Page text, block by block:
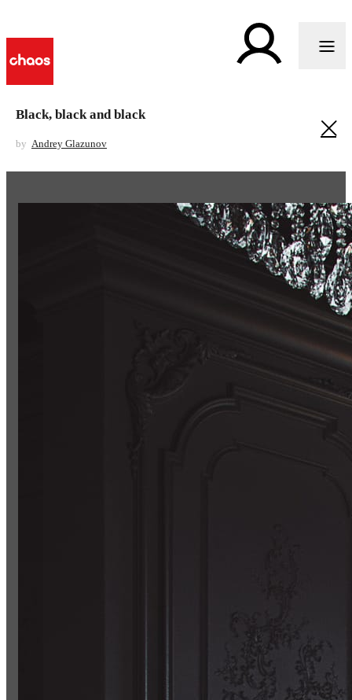
Black, black and black
by Andrey Glazunov